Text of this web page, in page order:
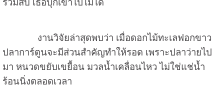
ร่วมสิบ เธอบุกเข้าไปไม่ได้
งานวิจัยล่าสุดพบว่า เมื่อดอกไม้ทะเลฟอกขาว
ปลาการ์ตูนจะมีส่วนสำคัญทำให้รอด เพราะปลาว่ายไป
มา หนวดขยับเขยื้อน มวลน้ำเคลื่อนไหว ไม่ใช่แช่น้ำ
ร้อนนิ่งตลอดเวลา